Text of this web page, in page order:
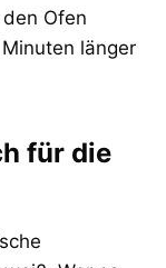
Ofen
länger
für die